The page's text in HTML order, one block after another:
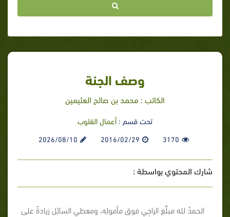
وصف الجنة
الكاتب : محمد بن صالح العثيمين
تحت قسم :أعمال القلوب
3170
2016/02/29
2026/08/10
شارك المحتوي بواسطة :
الحمدُ لله مبلِّغ الراجِي فوق مأمولِه، ومعطي السائِل زيادةً على